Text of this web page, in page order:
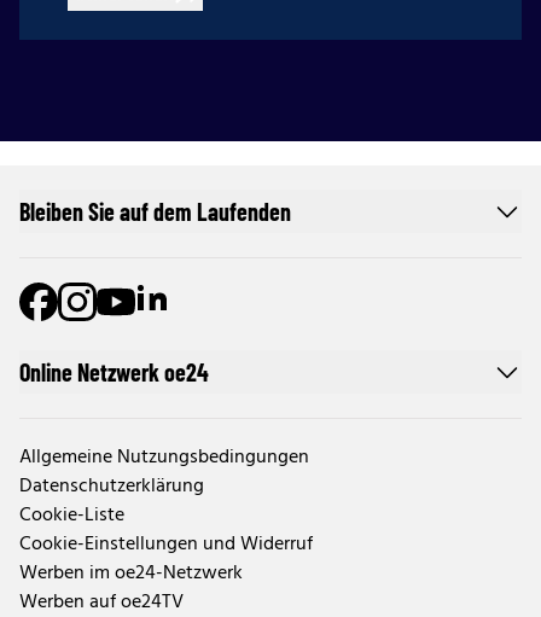
Online Netzwerk oe24
Allgemeine Nutzungsbedingungen
Datenschutzerklärung
Cookie-Liste
Cookie-Einstellungen und Widerruf
Werben im oe24-Netzwerk
Werben auf oe24TV
Bleiben Sie auf dem Laufenden